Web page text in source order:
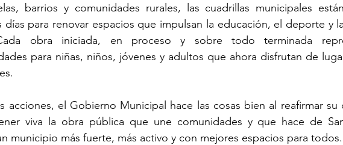
barrios y comunidades rurales, las cuadrillas municipales
días para renovar espacios que impulsan la educación, el deporte y
obra iniciada, en proceso y sobre todo terminada
para niñas, niños, jóvenes y adultos que ahora disfrutan de
acciones, el Gobierno Municipal hace las cosas bien al reafirmar su
viva la obra pública que une comunidades y que hace de
municipio más fuerte, más activo y con mejores espacios para todos.